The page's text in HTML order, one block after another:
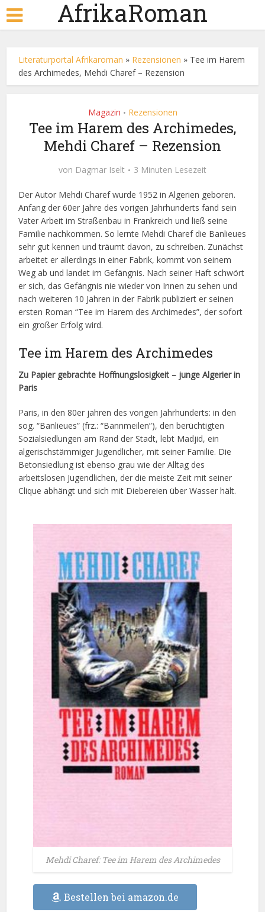
AfrikaRoman
Literaturportal Afrikaroman » Rezensionen » Tee im Harem
des Archimedes, Mehdi Charef – Rezension
Magazin • Rezensionen
Tee im Harem des Archimedes,
Mehdi Charef – Rezension
von Dagmar Iselt 3 Minuten Lesezeit
Der Autor Mehdi Charef wurde 1952 in Algerien geboren.
Anfang der 60er Jahre des vorigen Jahrhunderts fand sein
Vater Arbeit im Straßenbau in Frankreich und ließ seine
Familie nachkommen. So lernte Mehdi Charef die Banlieues
sehr gut kennen und träumt davon, zu schreiben. Zunächst
arbeitet er allerdings in einer Fabrik, kommt von seinem
Weg ab und landet im Gefängnis. Nach seiner Haft schwört
er sich, das Gefängnis nie wieder von Innen zu sehen und
nach weiteren 10 Jahren in der Fabrik publiziert er seinen
ersten Roman “Tee im Harem des Archimedes”, der sofort
ein großer Erfolg wird.
Tee im Harem des Archimedes
Zu Papier gebrachte Hoffnungslosigkeit – junge Algerier in
Paris
Paris, in den 80er jahren des vorigen Jahrhunderts: in den
sog. “Banlieues” (frz.: “Bannmeilen”), den berüchtigten
Sozialsiedlungen am Rand der Stadt, lebt Madjid, ein
algerischstämmiger Jugendlicher, mit seiner Familie. Die
Betonsiedlung ist ebenso grau wie der Alltag des
arbeitslosen Jugendlichen, der die meiste Zeit mit seiner
Clique abhängt und sich mit Diebereien über Wasser hält.
Mehdi Charef: Tee im Harem des Archimedes
Bestellen bei amazon.de